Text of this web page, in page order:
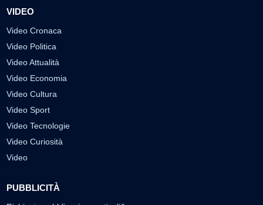
VIDEO
Video Cronaca
Video Politica
Video Attualità
Video Economia
Video Cultura
Video Sport
Video Tecnologie
Video Curiosità
Video
PUBBLICITÀ